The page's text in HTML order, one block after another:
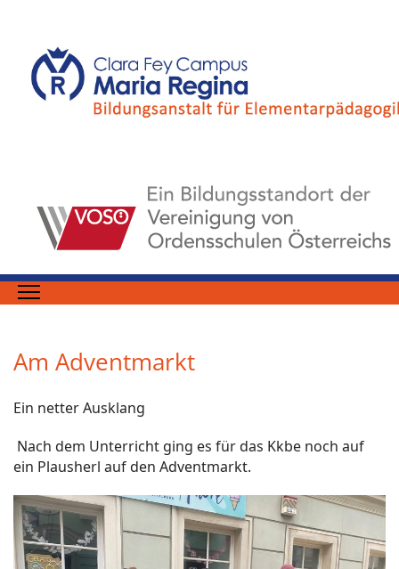
Am Adventmarkt
Ein netter Ausklang
Nach dem Unterricht ging es für das Kkbe noch auf
ein Plausherl auf den Adventmarkt.